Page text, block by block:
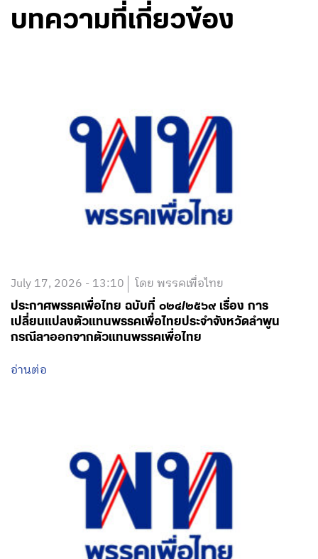
บทความที่เกี่ยวข้อง
July 17, 2026 - 13:10 โดย พรรคเพื่อไทย
ประกาศพรรคเพื่อไทย ฉบับที่ ๐๒๔/๒๕๖๙ เรื่อง การ
เปลี่ยนแปลงตัวแทนพรรคเพื่อไทยประจำจังหวัดลำพูน
กรณีลาออกจากตัวแทนพรรคเพื่อไทย
อ่านต่อ